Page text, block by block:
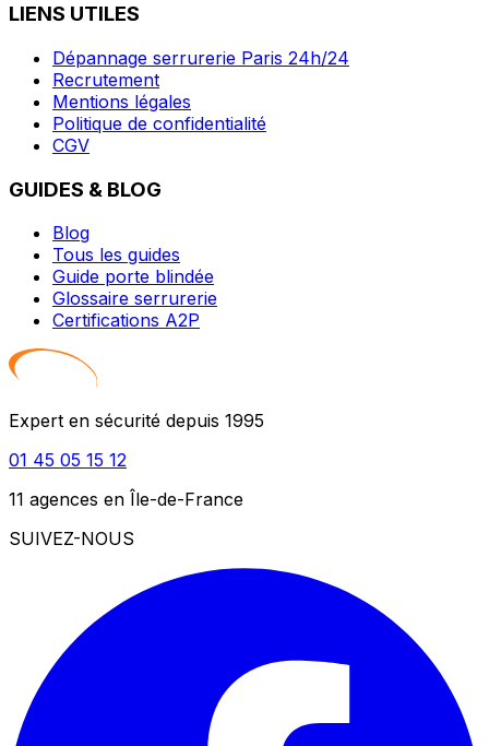
LIENS UTILES
Dépannage serrurerie Paris 24h/24
Recrutement
Mentions légales
Politique de confidentialité
CGV
GUIDES & BLOG
Blog
Tous les guides
Guide porte blindée
Glossaire serrurerie
Certifications A2P
Expert en sécurité depuis 1995
01 45 05 15 12
11 agences en Île-de-France
SUIVEZ-NOUS